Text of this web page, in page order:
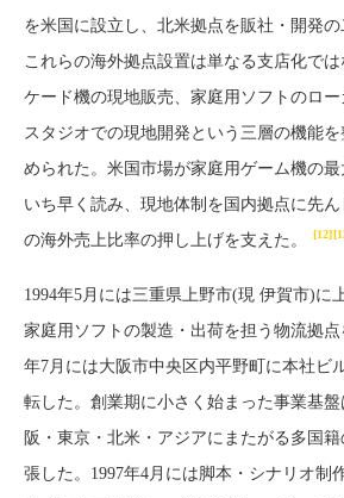
を米国に設立し、北米拠点を販社・開発の
これらの海外拠点設置は単なる支店化で
ケード機の現地販売、家庭用ソフトのロ
スタジオでの現地開発という三層の機能
められた。米国市場が家庭用ゲーム機の
いち早く読み、現地体制を国内拠点に先
の海外売上比率の押し上げを支えた。
[12]
1994年5月には三重県上野市(現 伊賀市)に
家庭用ソフトの製造・出荷を担う物流拠
年7月には大阪市中央区内平野町に本社ビ
転した。創業期に小さく始まった事業基
阪・東京・北米・アジアにまたがる多国
張した。1997年4月には脚本・シナリオ制